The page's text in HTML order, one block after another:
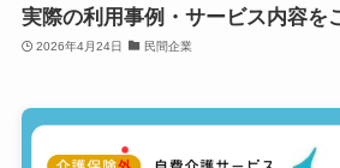
実際の利用事例・サービス内容を
2026年4月24日 民間企業